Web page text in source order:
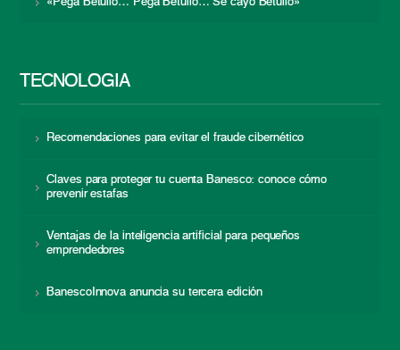
TECNOLOGÍA
Recomendaciones para evitar el fraude cibernético
Claves para proteger tu cuenta Banesco: conoce cómo
prevenir estafas
Ventajas de la inteligencia artificial para pequeños
emprendedores
BanescoInnova anuncia su tercera edición